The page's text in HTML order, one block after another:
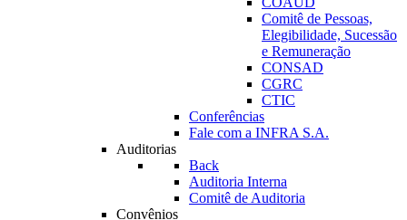
Comitê de Pessoas,
Elegibilidade, Sucessão
e Remuneração
CONSAD
CGRC
CTIC
Conferências
Fale com a INFRA S.A.
Auditorias
Back
Auditoria Interna
Comitê de Auditoria
Convênios